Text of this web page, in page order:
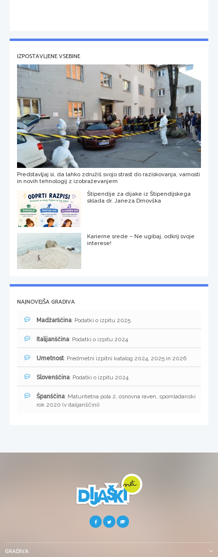
IZPOSTAVLJENE VSEBINE
Predstavljaj si, da lahko združiš svojo strast do raziskovanja, varnosti
in novih tehnologij z izobraževanjem
Štipendije za dijake iz Štipendijskega
sklada dr. Janeza Drnovška
Karierne srede – Ne ugibaj, odkrij svoje
interese!
NAJNOVEJŠA GRADIVA
Madžarščina: Podatki o izpitu 2025
Italijanščina: Podatki o izpitu 2024
Umetnost: Predmetni izpitni katalog 2024, 2025 in 2026
Slovenščina: Podatki o izpitu 2024
Španščina: Maturitetna pola 2, osnovna raven, spomladanski
rok 2020 (v italijanščini)
GRADIVA